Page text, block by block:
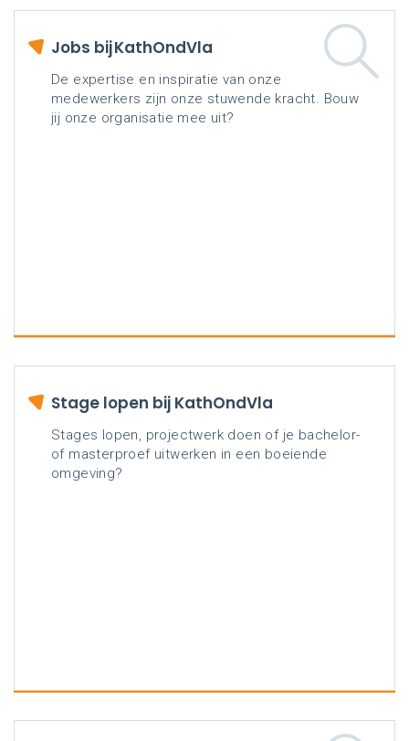
Jobs bij KathOndVla
De expertise en inspiratie van onze
medewerkers zijn onze stuwende kracht. Bouw
jij onze organisatie mee uit?
Stage lopen bij KathOndVla
Stages lopen, projectwerk doen of je bachelor-
of masterproef uitwerken in een boeiende
omgeving?